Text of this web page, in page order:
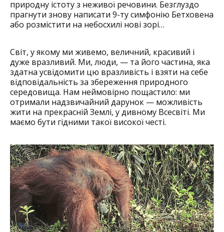
природну істоту з неживої речовини. Безглуздо
прагнути знову написати 9-ту симфонію Бетховена
або розмістити на небосхилі нові зорі…
Світ, у якому ми живемо, величний, красивий і
дуже вразливий. Ми, люди, — та його частина, яка
здатна усвідомити цю вразливість і взяти на себе
відповідальність за збереження природного
середовища. Нам неймовірно пощастило: ми
отримали надзвичайний дарунок — можливість
жити на прекрасній Землі, у дивному Всесвіті. Ми
маємо бути гідними такої високої честі.